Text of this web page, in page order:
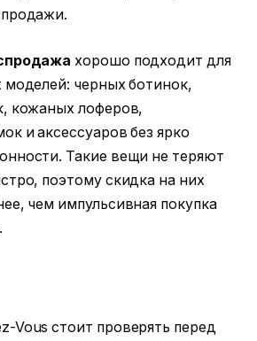
хорошо подходит для
моделей: черных ботинок,
кожаных лоферов,
и аксессуаров без ярко
Такие вещи не теряют
поэтому скидка на них
чем импульсивная покупка
Vous стоит проверять перед